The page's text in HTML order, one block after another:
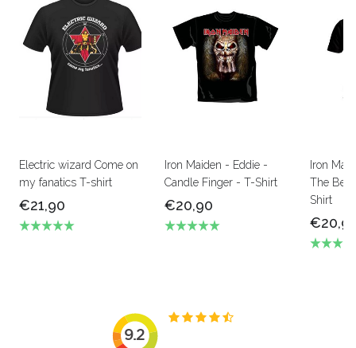
Electric wizard Come on
my fanatics T-shirt
€21,90
Iron Maiden - Eddie -
Candle Finger - T-Shirt
€20,90
Iron
The
Shirt